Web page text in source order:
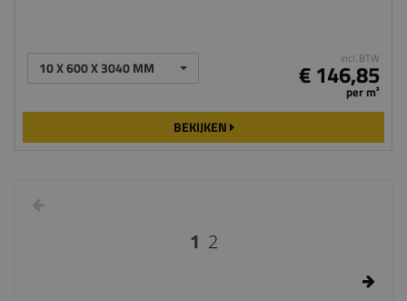
10 X 600 X 3040 MM incl. BTW
€ 146,85
per m²
BEKIJKEN
1 2